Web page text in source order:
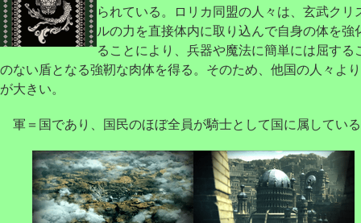
られている。ロリカ同盟の人々は、玄武クリ
ルの力を直接体内に取り込んで自身の体を強
ることにより、兵器や魔法に簡単には屈する
のない盾となる強靭な肉体を得る。そのため、他国の人々よ
が大きい。
軍＝国であり、国民のほぼ全員が騎士として国に属してい